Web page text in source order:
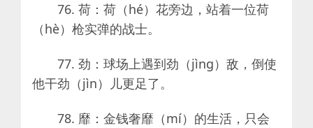
76. 荷：荷（hé）花旁边，站着一位荷
（hè）枪实弹的战士。
77. 劲：球场上遇到劲（jìng）敌，倒使
他干劲（jìn）儿更足了。
78. 靡：金钱奢靡（mí）的生活，只会